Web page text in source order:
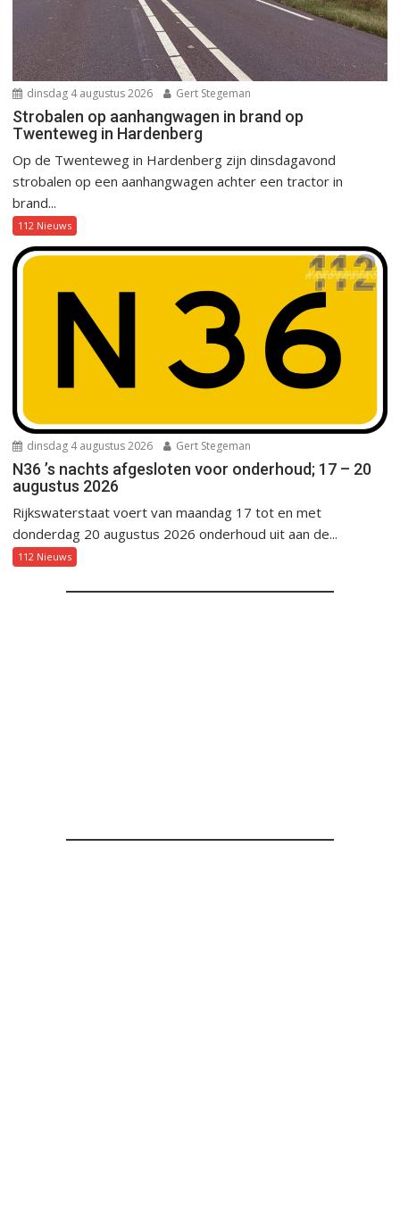
dinsdag 4 augustus 2026 Gert Stegeman
Strobalen op aanhangwagen in brand op
Twenteweg in Hardenberg
Op de Twenteweg in Hardenberg zijn dinsdagavond
strobalen op een aanhangwagen achter een tractor in
brand...
112 Nieuws
dinsdag 4 augustus 2026 Gert Stegeman
N36 ’s nachts afgesloten voor onderhoud; 17 – 20
augustus 2026
Rijkswaterstaat voert van maandag 17 tot en met
donderdag 20 augustus 2026 onderhoud uit aan de...
112 Nieuws